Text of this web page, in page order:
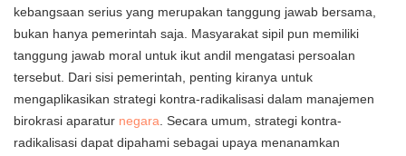
kebangsaan serius yang merupakan tanggung jawab bersama,
bukan hanya pemerintah saja. Masyarakat sipil pun memiliki
tanggung jawab moral untuk ikut andil mengatasi persoalan
tersebut. Dari sisi pemerintah, penting kiranya untuk
mengaplikasikan strategi kontra-radikalisasi dalam manajemen
birokrasi aparatur negara . Secara umum, strategi kontra-
radikalisasi dapat dipahami sebagai upaya menanamkan